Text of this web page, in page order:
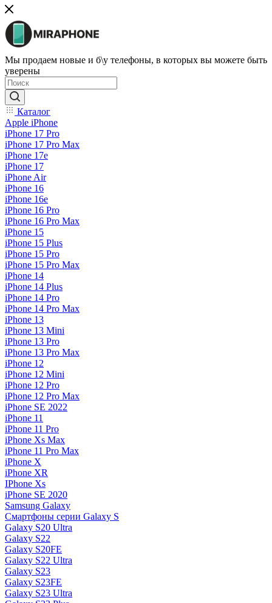
Мы продаем новые и б\у телефоны, в которых вы можете быть
уверены
Каталог
Apple iPhone
iPhone 17 Pro
iPhone 17 Pro Max
iPhone 17e
iPhone 17
iPhone Air
iPhone 16
iPhone 16e
iPhone 16 Pro
iPhone 16 Pro Max
iPhone 15
iPhone 15 Plus
iPhone 15 Pro
iPhone 15 Pro Max
iPhone 14
iPhone 14 Plus
iPhone 14 Pro
iPhone 14 Pro Max
iPhone 13
iPhone 13 Mini
iPhone 13 Pro
iPhone 13 Pro Max
iPhone 12
iPhone 12 Mini
iPhone 12 Pro
iPhone 12 Pro Max
iPhone SE 2022
iPhone 11
iPhone 11 Pro
iPhone Xs Max
iPhone 11 Pro Max
iPhone X
iPhone XR
IPhone Xs
iPhone SE 2020
Samsung Galaxy
Смартфоны серии Galaxy S
Galaxy S20 Ultra
Galaxy S22
Galaxy S20FE
Galaxy S22 Ultra
Galaxy S23
Galaxy S23FE
Galaxy S23 Ultra